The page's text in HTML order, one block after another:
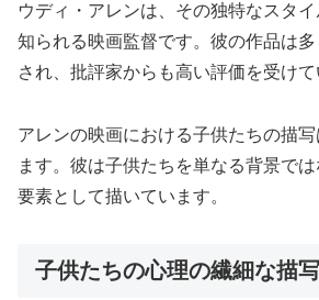
ウディ・アレンは、その独特なスタ
知られる映画監督です。彼の作品は
され、批評家からも高い評価を受けて
アレンの映画における子供たちの描
ます。彼は子供たちを単なる背景で
要素として描いています。
子供たちの心理の繊細な描写